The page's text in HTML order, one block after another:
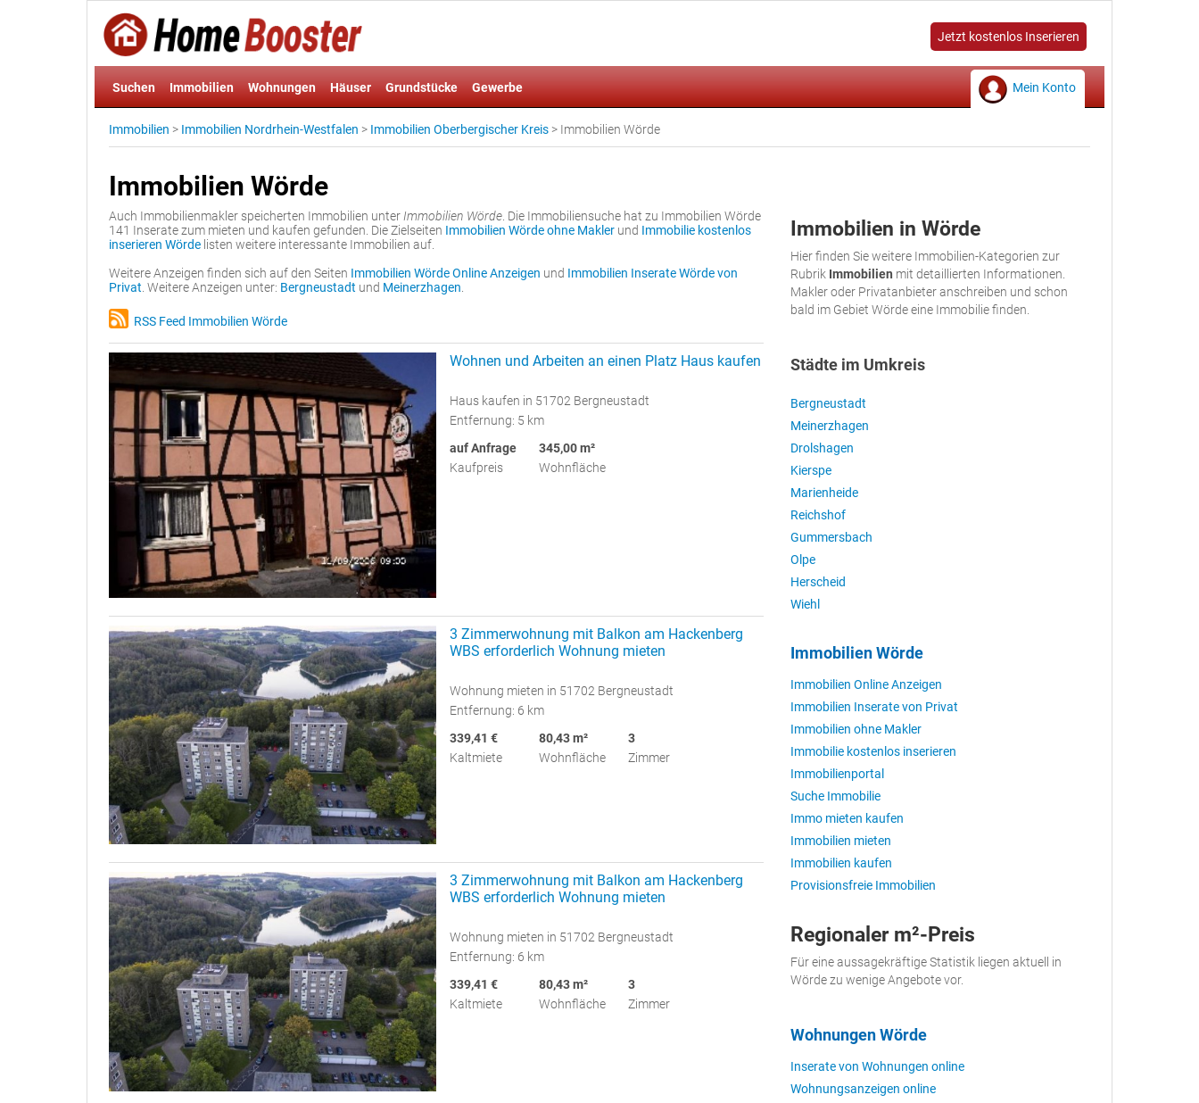
Jetzt kostenlos Inserieren
Suchen Immobilien Wohnungen Häuser Grundstücke Gewerbe Mein Konto
Immobilien > Immobilien Nordrhein-Westfalen > Immobilien Oberbergischer Kreis > Immobilien Wörde
Immobilien Wörde
Auch Immobilienmakler speicherten Immobilien unter Immobilien Wörde . Die Immobiliensuche hat zu Immobilien Wörde
141 Inserate zum mieten und kaufen gefunden. Die Zielseiten Immobilien Wörde ohne Makler und Immobilie kostenlos
inserieren Wörde listen weitere interessante Immobilien auf.
Weitere Anzeigen finden sich auf den Seiten Immobilien Wörde Online Anzeigen und Immobilien Inserate Wörde von
Privat . Weitere Anzeigen unter: Bergneustadt und Meinerzhagen
RSS Feed Immobilien Wörde
Wohnen und Arbeiten an einen Platz Haus kaufen
Haus kaufen in 51702 Bergneustadt
Entfernung: 5 km
auf Anfrage
Kaufpreis
345,00 m²
Wohnfläche
3 Zimmerwohnung mit Balkon am Hackenberg
WBS erforderlich Wohnung mieten
Wohnung mieten in 51702 Bergneustadt
Entfernung: 6 km
339,41 €
Kaltmiete
80,43 m²
Wohnfläche
3
Zimmer
3 Zimmerwohnung mit Balkon am Hackenberg
WBS erforderlich Wohnung mieten
Wohnung mieten in 51702 Bergneustadt
Entfernung: 6 km
339,41 €
Kaltmiete
80,43 m²
Wohnfläche
3
Zimmer
Immobilien in Wörde
Hier finden Sie weitere Immobilien-Kategorien zur
Rubrik Immobilien mit detaillierten Informationen.
Makler oder Privatanbieter anschreiben und schon
bald im Gebiet Wörde eine Immobilie finden.
Städte im Umkreis
Bergneustadt
Meinerzhagen
Drolshagen
Kierspe
Marienheide
Reichshof
Gummersbach
Olpe
Herscheid
Wiehl
Immobilien Wörde
Immobilien Online Anzeigen
Immobilien Inserate von Privat
Immobilien ohne Makler
Immobilie kostenlos inserieren
Immobilienportal
Suche Immobilie
Immo mieten kaufen
Immobilien mieten
Immobilien kaufen
Provisionsfreie Immobilien
Regionaler m²-Preis
Für eine aussagekräftige Statistik liegen aktuell in
Wörde zu wenige Angebote vor.
Wohnungen Wörde
Inserate von Wohnungen online
Wohnungsanzeigen online